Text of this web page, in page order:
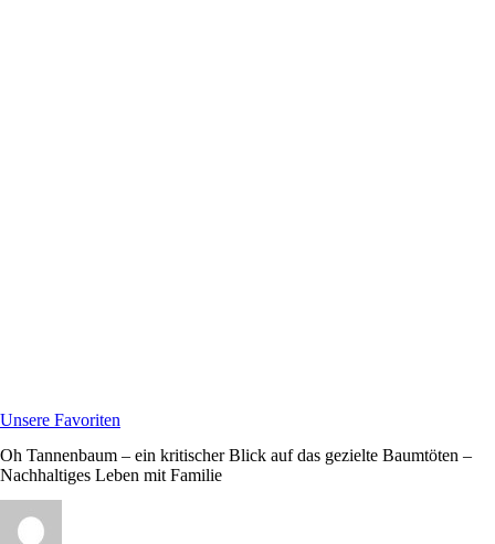
Unsere Favoriten
Oh Tannenbaum – ein kritischer Blick auf das gezielte Baumtöten –
Nachhaltiges Leben mit Familie